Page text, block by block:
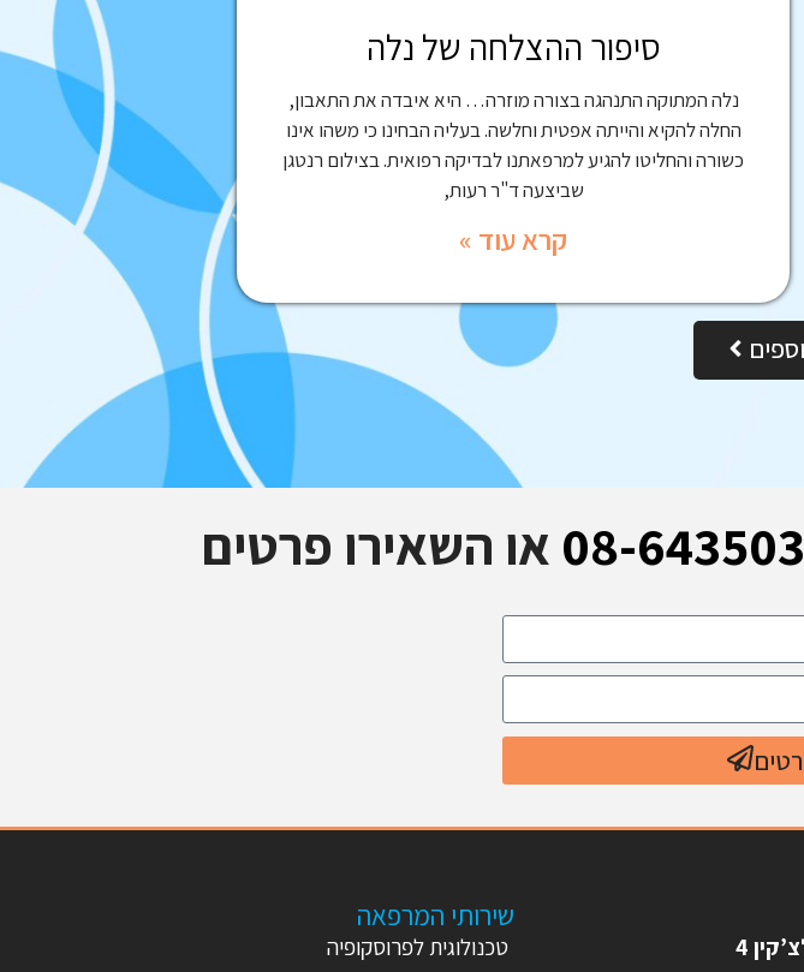
סיפור ההצלחה של נלה
נלה המתוקה התנהגה בצורה מוזרה… היא איבדה את התאבון,
החלה להקיא והייתה אפטית וחלשה. בעליה הבחינו כי משהו אינו
כשורה והחליטו להגיע למרפאתנו לבדיקה רפואית. בצילום רנטגן
שביצעה ד"ר רעות,
קרא עוד »
08- או השאירו פרטים
4
שירותי המרפאה
טכנולוגית לפרוסקופיה